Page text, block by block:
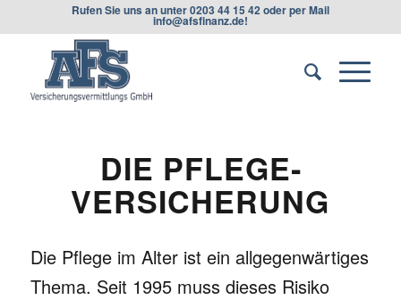
Rufen Sie uns an unter0203 44 15 42oder per Mail
info@afsfinanz.de!
DIE PFLEGE­
VERSICHERUNG
Die Pflege im Alter ist ein allgegenwärtiges
Thema. Seit 1995 muss dieses Risiko